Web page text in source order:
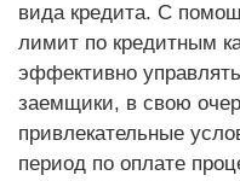
вида кредита. С
лимит по кредитным
эффективно
заемщики, в свою
привлекательные
период по оплате